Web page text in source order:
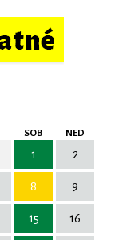
SOB NED
1 2
8 9
15 16